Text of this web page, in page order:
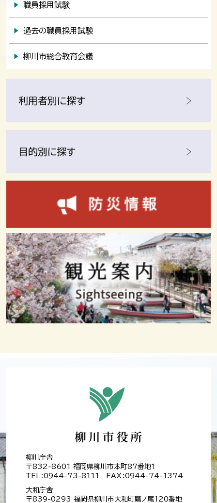
職員採用試験
過去の職員採用試験
柳川市総合教育会議
利用者別に探す
目的別に探す
柳川庁舎
〒832-8601 福岡県柳川市本町87番地1
TEL：0944-73-8111 FAX：0944-74-1374
大和庁舎
〒839-0293 福岡県柳川市大和町鷹ノ尾120番地